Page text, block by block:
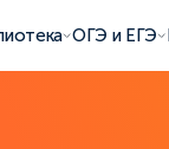
ОГЭ и ЕГЭ